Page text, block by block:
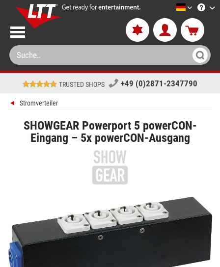
LTT-
TRUSTED SHOPS +49 (0)2871-2347790
Stromverteiler
SHOWGEAR Powerport 5 powerCON-
Eingang – 5x powerCON-Ausgang